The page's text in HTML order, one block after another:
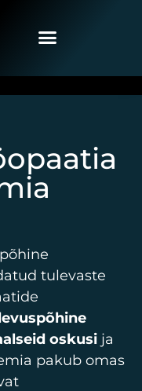
tulevaste
oskusi ja
pakub omas